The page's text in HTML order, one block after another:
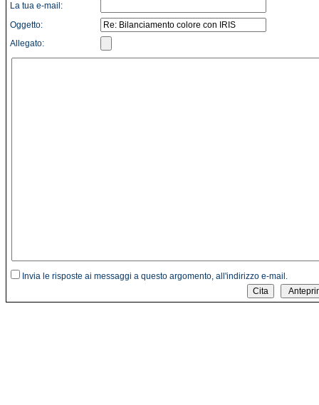
La tua e-mail:
Oggetto:
Allegato:
Invia le risposte ai messaggi a questo argomento, all'indirizzo e-mail.